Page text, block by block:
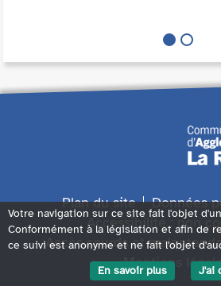
Plan du site
Données
Accessibilité : non
Accès sourds et
Mentions
Votre navigation sur ce site fait l'objet
Conformément à la législation et afin de
ce suivi est anonyme et ne fait l'objet
En savoir plus
J'ai